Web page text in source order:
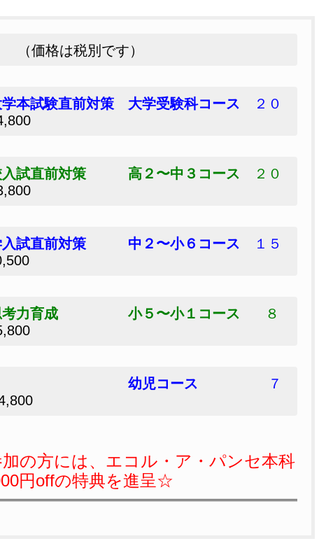
（価格は税別です）
本試験直前対策 大学受験科コース
２０
入試直前対策 高２〜中３コース
２０
入試直前対策 中２〜小６コース
１５
思考力育成 小５〜小１コース
８
育成 幼児コース
７
の方には、エコル・ア・パンセ本科
円offの特典を進呈☆